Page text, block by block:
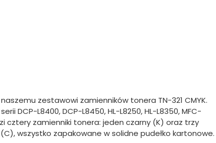
zestawowi zamienników tonera TN-321 CMYK.
DCP-L8400, DCP-L8450, HL-L8250, HL-L8350, MFC-
cztery zamienniki tonera: jeden czarny (K) oraz trzy
wszystko zapakowane w solidne pudełko kartonowe.